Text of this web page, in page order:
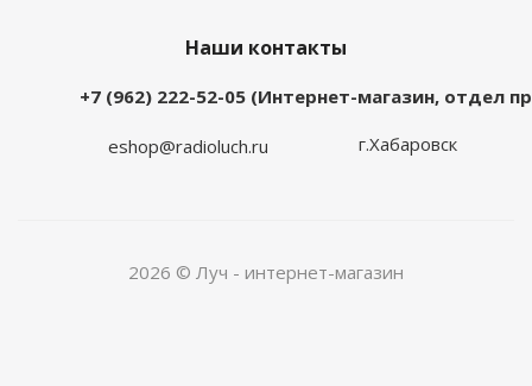
Наши контакты
+7 (962) 222-52-05 (Интернет-магазин, отдел
eshop@radioluch.ru г.Хабаровск
2026 © Луч - интернет-магазин